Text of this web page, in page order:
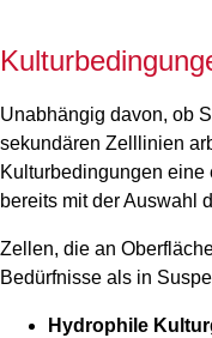
Unabhängig davon, ob
sekundären Zelllinien
Kulturbedingungen
bereits mit der Auswahl
Zellen, die an
Bedürfnisse als in
Hydrophile